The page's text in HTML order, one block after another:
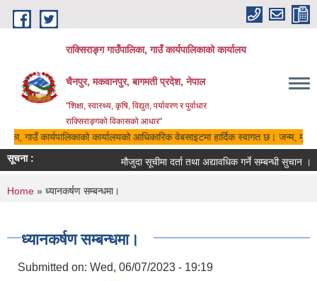
Skip to main content
राक्सिराङ्ग गाउँपालिका, गाउँ कार्यपालिकाको कार्यालय
चैनपुर, मकवानपुर, बागमती प्रदेश, नेपाल
"शिक्षा, स्वास्थ्य, कृषि, विद्युत, पर्यावरण र पुर्वाधार
राक्सिराङ्गको विकासको आधार"
गाउँ कार्यपालिकाको कार्यालयको आधिकारिक वेबसाइटमा हार्दिक स्वागत छ। जन्म,
सूचना :
मौजुदा सूचीमा दर्ता तथा अद्यावधिक गर्ने सम्बन्धी सुचान ।
You are here
Home » ध्यानकर्षण सम्बन्धमा।
ध्यानकर्षण सम्बन्धमा।
Submitted on: Wed, 06/07/2023 - 19:19